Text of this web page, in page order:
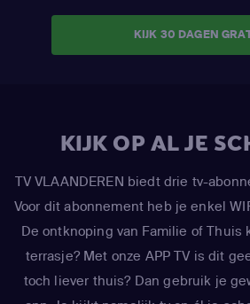
KIJK 30 DAGEN
KIJK OP AL JE
TV VLAANDEREN biedt drie tv-
Voor dit abonnement heb je enkel
De ontknoping van Familie of Thuis
terrasje? Met onze APP TV is dit
toch liever thuis? Dan gebruik je